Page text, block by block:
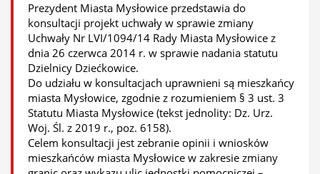
Prezydent Miasta Mysłowice przedstawia do
konsultacji projekt uchwały w sprawie zmiany
Uchwały Nr LVI/1094/14 Rady Miasta Mysłowice z
dnia 26 czerwca 2014 r. w sprawie nadania statutu
Dzielnicy Dziećkowice.
Do udziału w konsultacjach uprawnieni są mieszkańcy
miasta Mysłowice, zgodnie z rozumieniem § 3 ust. 3
Statutu Miasta Mysłowice (tekst jednolity: Dz. Urz.
Woj. Śl. z 2019 r., poz. 6158).
Celem konsultacji jest zebranie opinii i wniosków
mieszkańców miasta Mysłowice w zakresie zmiany